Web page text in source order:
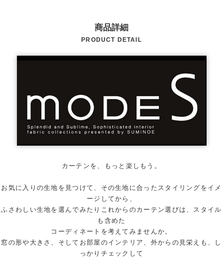
商品詳細
PRODUCT DETAIL
カーテンを、もっと楽しもう。
お気に入りの生地を見つけて、その生地に合ったスタイリングをイメ
ージしてから、
ふさわしい生地を選んでみたりこれからのカーテン選びは、スタイル
も含めた
コーディネートを考えてみませんか。
窓の形や大きさ、そしてお部屋のインテリア、外からの見栄えも、し
っかりチェックして